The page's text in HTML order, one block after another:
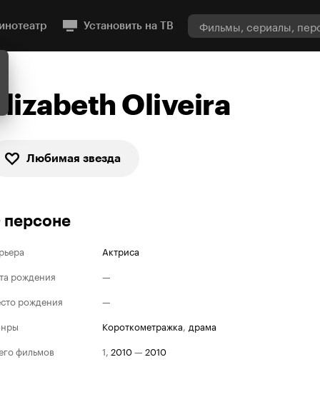
Установить на ТВ
Oliveira
Любимая звезда
Актриса
рождения
—
рождения
—
короткометражка, драма
фильмов
1, 2010— 2010